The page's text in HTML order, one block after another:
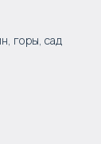
горы, сад